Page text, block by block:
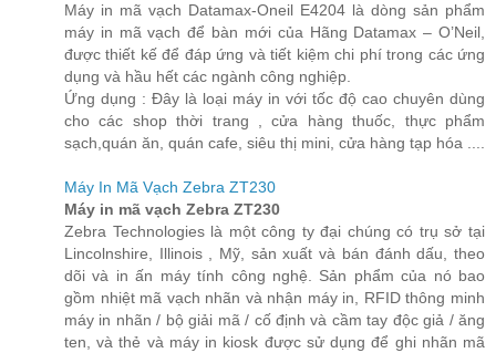
Máy in mã vạch Datamax-Oneil E4204 là dòng sản phẩm
máy in mã vạch để bàn mới của Hãng Datamax – O’Neil,
được thiết kế để đáp ứng và tiết kiệm chi phí trong các ứng
dụng và hầu hết các ngành công nghiệp.
Ứng dụng : Đây là loại máy in với tốc độ cao chuyên dùng
cho các shop thời trang , cửa hàng thuốc, thực phẩm
sạch,quán ăn, quán cafe, siêu thị mini, cửa hàng tạp hóa ....
Máy In Mã Vạch Zebra ZT230
Máy in mã vạch Zebra ZT230
Zebra Technologies là một công ty đại chúng có trụ sở tại
Lincolnshire, Illinois , Mỹ, sản xuất và bán đánh dấu, theo
dõi và in ấn máy tính công nghệ. Sản phẩm của nó bao
gồm nhiệt mã vạch nhãn và nhận máy in, RFID thông minh
máy in nhãn / bộ giải mã / cố định và cầm tay độc giả / ăng
ten, và thẻ và máy in kiosk được sử dụng để ghi nhãn mã